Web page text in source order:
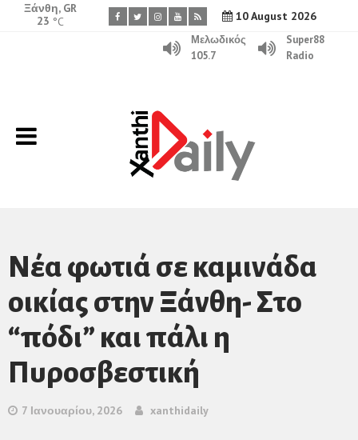
10 August 2026
Ξάνθη, GR
23 °C
Μελωδικός
105.7
Super88
Radio
Νέα φωτιά σε καμινάδα
οικίας στην Ξάνθη- Στο
“πόδι” και πάλι η
Πυροσβεστική
7 Ιανουαρίου, 2026 xanthidaily